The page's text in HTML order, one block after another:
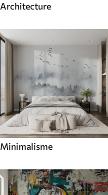
Architecture
Minimalisme